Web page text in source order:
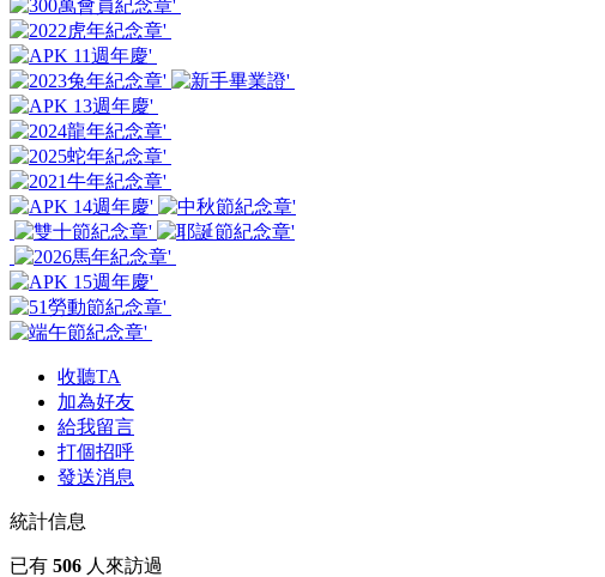
收聽TA
加為好友
給我留言
打個招呼
發送消息
統計信息
已有 506 人來訪過